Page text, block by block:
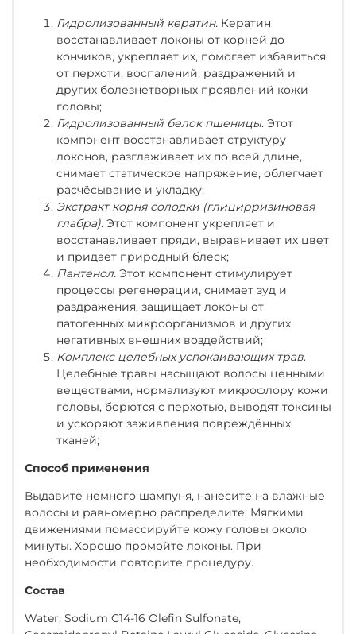
Гидролизованный кератин. Кератин
восстанавливает локоны от корней до
кончиков, укрепляет их, помогает избавиться
от перхоти, воспалений, раздражений и
других болезнетворных проявлений кожи
головы;
Гидролизованный белок пшеницы. Этот
компонент восстанавливает структуру
локонов, разглаживает их по всей длине,
снимает статическое напряжение, облегчает
расчёсывание и укладку;
Экстракт корня солодки (глицирризиновая
глабра). Этот компонент укрепляет и
восстанавливает пряди, выравнивает их цвет
и придаёт природный блеск;
Пантенол. Этот компонент стимулирует
процессы регенерации, снимает зуд и
раздражения, защищает локоны от
патогенных микроорганизмов и других
негативных внешних воздействий;
Комплекс целебных успокаивающих трав.
Целебные травы насыщают волосы ценными
веществами, нормализуют микрофлору кожи
головы, борются с перхотью, выводят токсины
и ускоряют заживления повреждённых
тканей;
Способ применения
Выдавите немного шампуня, нанесите на влажные
волосы и равномерно распределите. Мягкими
движениями помассируйте кожу головы около
минуты. Хорошо промойте локоны. При
необходимости повторите процедуру.
Состав
Water, Sodium C14-16 Olefin Sulfonate,